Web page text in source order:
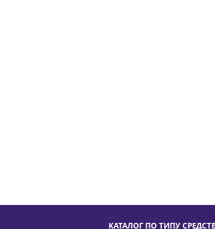
КАТАЛОГ ПО ТИПУ